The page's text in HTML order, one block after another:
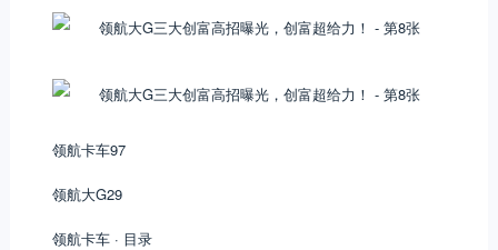
领航卡车97
领航大G29
领航卡车 · 目录